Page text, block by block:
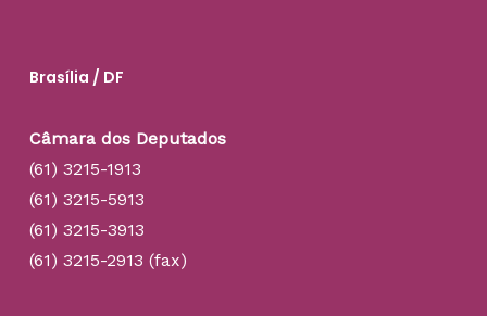
Brasília / DF
Câmara dos Deputados
(61) 3215-1913
(61) 3215-5913
(61) 3215-3913
(61) 3215-2913 (fax)